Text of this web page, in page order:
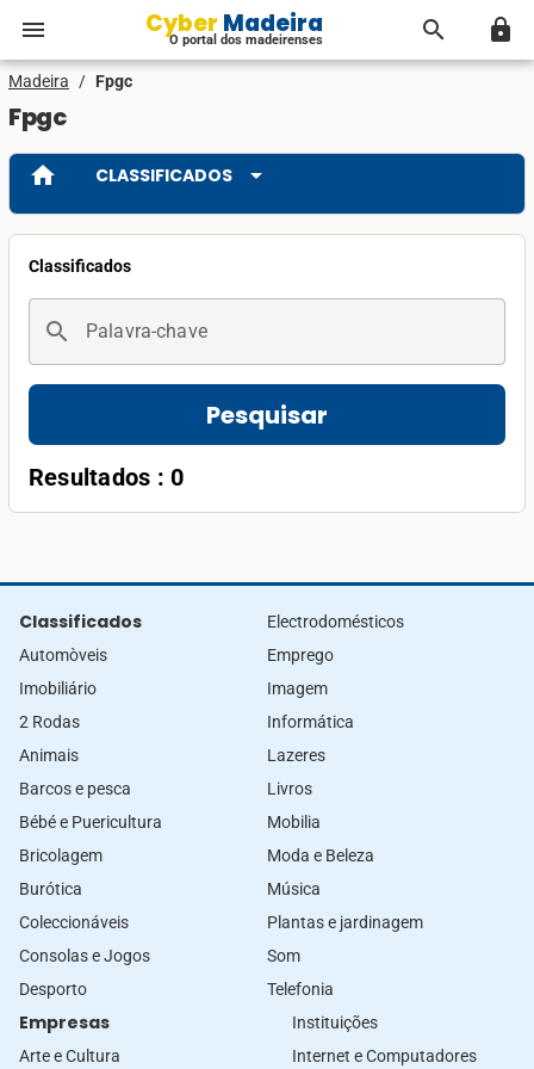
menu Cyber Madeira
O portal dos madeirenses search lock
Madeira / Fpgc
Fpgc
home CLASSIFICADOS arrow_drop_down
Classificados
search Palavra-chave
Pesquisar
Resultados : 0
Classificados
Automòveis
Imobiliário
2 Rodas
Animais
Barcos e pesca
Bébé e Puericultura
Bricolagem
Burótica
Coleccionáveis
Consolas e Jogos
Desporto
Electrodomésticos
Emprego
Imagem
Informática
Lazeres
Livros
Mobilia
Moda e Beleza
Música
Plantas e jardinagem
Som
Telefonia
Empresas
Arte e Cultura
Instituições
Internet e Computadores